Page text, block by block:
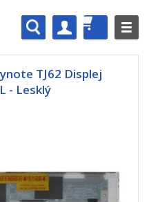
TJ62 Displej
- Lesklý